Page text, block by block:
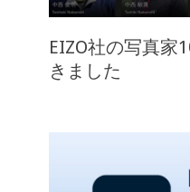
EIZO社の写真家
きました